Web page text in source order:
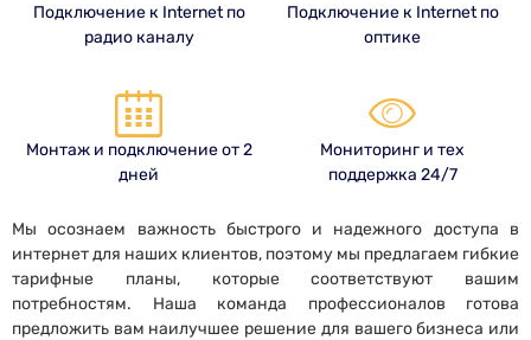
Подключение к Internet по
радио каналу
Подключение к Internet по
оптике
Монтаж и подключение от 2
дней
Мониторинг и тех
поддержка 24/7
Мы осознаем важность быстрого и надежного доступа в
интернет для наших клиентов, поэтому мы предлагаем гибкие
тарифные планы, которые соответствуют вашим
потребностям. Наша команда профессионалов готова
предложить вам наилучшее решение для вашего бизнеса или